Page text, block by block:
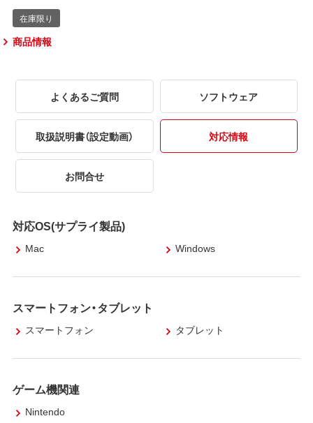
商品情報
よくあるご質問 ソフトウェア
取扱説明書（設定動画） 対応情報
お問合せ
対応OS(サプライ製品)
Mac Windows
スマートフォン・タブレット
スマートフォン タブレット
ゲーム機関連
Nintendo